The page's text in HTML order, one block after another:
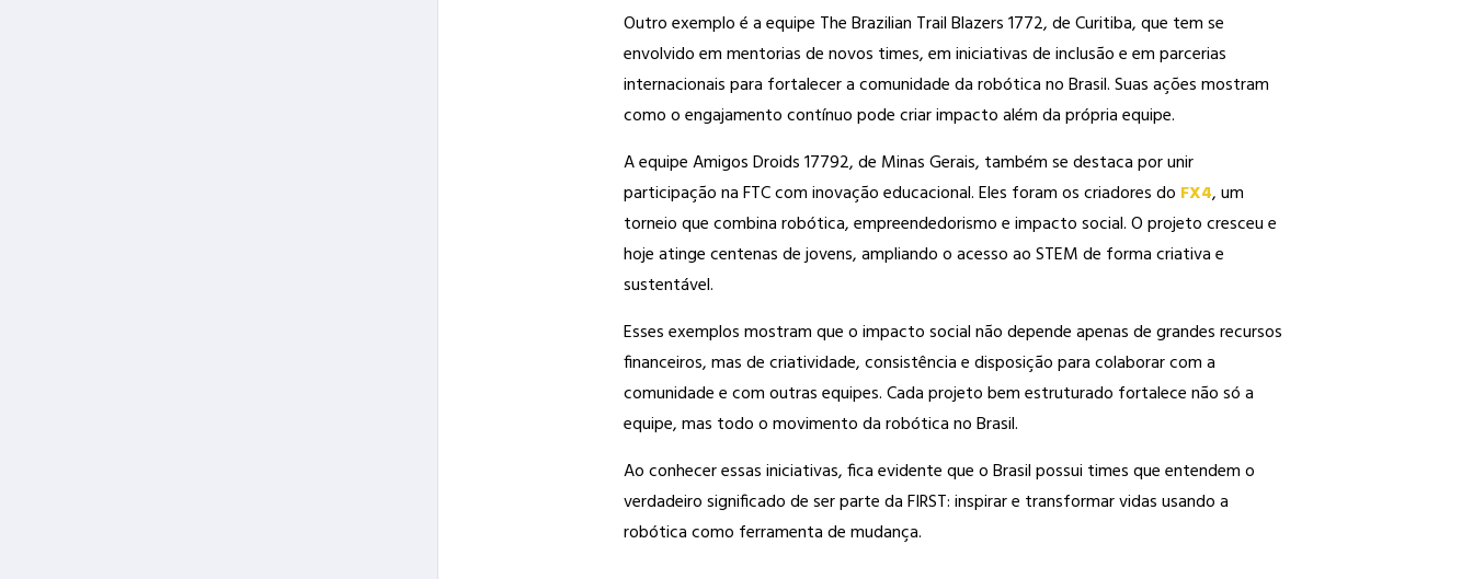
Outro exemplo é a equipe The Brazilian Trail Blazers 1772, de Curitiba, que tem se
envolvido em mentorias de novos times, em iniciativas de inclusão e em parcerias
internacionais para fortalecer a comunidade da robótica no Brasil. Suas ações mostram
como o engajamento contínuo pode criar impacto além da própria equipe.
A equipe Amigos Droids 17792, de Minas Gerais, também se destaca por unir
participação na FTC com inovação educacional. Eles foram os criadores do FX4, um
torneio que combina robótica, empreendedorismo e impacto social. O projeto cresceu e
hoje atinge centenas de jovens, ampliando o acesso ao STEM de forma criativa e
sustentável.
Esses exemplos mostram que o impacto social não depende apenas de grandes recursos
financeiros, mas de criatividade, consistência e disposição para colaborar com a
comunidade e com outras equipes. Cada projeto bem estruturado fortalece não só a
equipe, mas todo o movimento da robótica no Brasil.
Ao conhecer essas iniciativas, fica evidente que o Brasil possui times que entendem o
verdadeiro significado de ser parte da FIRST: inspirar e transformar vidas usando a
robótica como ferramenta de mudança.